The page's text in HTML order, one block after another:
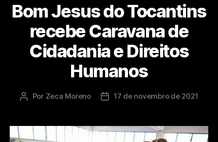
Bom Jesus do Tocantins
recebe Caravana de
Cidadania e Direitos
Humanos
Por Zeca Moreno 17 de novembro de 2021